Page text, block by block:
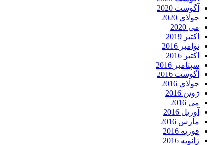
آگوست 2020
جولای 2020
می 2020
اکتبر 2019
نوامبر 2016
اکتبر 2016
سپتامبر 2016
آگوست 2016
جولای 2016
ژوئن 2016
می 2016
آوریل 2016
مارس 2016
فوریه 2016
ژانویه 2016